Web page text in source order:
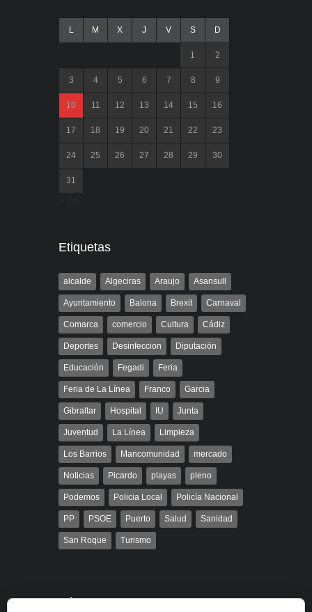
L M X J V S D
1 2
3 4 5 6 7 8 9
10 11 12 13 14 15 16
17 18 19 20 21 22 23
24 25 26 27 28 29 30
31
Etiquetas
alcalde Algeciras Araujo Asansull
Ayuntamiento Balona Brexit Carnaval
Comarca comercio Cultura Cádiz
Deportes Desinfeccion Diputación
Educación Fegadi Feria
Feria de La Línea Franco Garcia
Gibraltar Hospital IU Junta
Juventud La Línea Limpieza
Los Barrios Mancomunidad mercado
Noticias Picardo playas pleno
Podemos Policia Local Policía Nacional
PP PSOE Puerto Salud Sanidad
San Roque Turismo
Búsqueda